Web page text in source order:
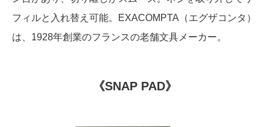
フィルと入れ替え可能。EXACOMPTA（エグザコンタ）
は、1928年創業のフランスの老舗文具メーカー。
《SNAP PAD》